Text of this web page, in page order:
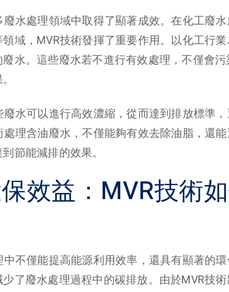
廢水處理領域中取得了顯著成效。在化工廢
域，MVR技術發揮了重要作用。以化工行
水。這些廢水若不進行有效處理，不僅會
廢水可以進行高效濃縮，從而達到排放標準
處理含油廢水，不僅能夠有效去除油脂，還能
節能減排的效果。
效益：MVR技術
中不僅能提高能源利用效率，還具有顯著的
了廢水處理過程中的碳排放。由於MVR技